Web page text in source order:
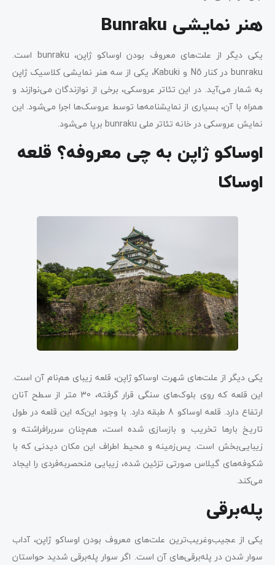
هنر نمایشی Bunraku
یکی دیگر از علت‌های معروف بودن اوساکو ژاپن، bunraku است.
bunraku در کنار Nō و Kabuki، یکی از سه هنر نمایشی کلاسیک ژاپن
به شمار می‌آید. در این تئاتر عروسکی، برخی از نوازندگان می‌نوازند و
همراه با آن، بسیاری از نمایشنامه‌ها توسط عروسک‌ها اجرا می‌شود. این
نمایش عروسکی در خانه تئاتر ملی bunraku برپا می‌شود.
اوساکو ژاپن به چی معروفه؟ قلعه
اوساکا
یکی دیگر از علت‌های شهرت اوساکو ژاپن، قلعه زیبای هم‌نام آن است.
این قلعه که روی بلوک‌های سنگی قرار گرفته، 30 متر از سطح آنان
ارتفاع دارد. قلعه اوساکو 8 طبقه دارد. با وجود این‌که این قلعه در طول
تاریخ بارها تخریب و بازسازی شده است، هم‌چنان سربرافراشته و
زیبایی‌بخش است. پس‌زمینه و محیط اطراف این مکان دیدنی که با
شکوفه‌های گیلاس صورتی تزئین شده، زیبایی منحصربه‌فردی را ایجاد
می‌کند.
پله‌برقی‌
یکی از عجیب‌و‌غریب‌ترین علت‌های معروف بودن اوساکو ژاپن، آداب
سوار شدن در پله‌برقی‌های آن است. اگر سوار پله‌برقی شدید حواستان